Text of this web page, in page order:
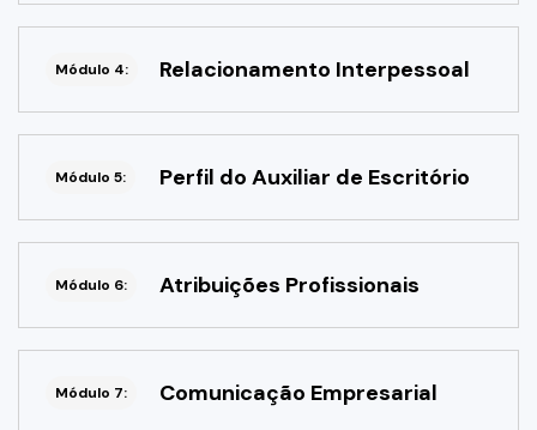
Módulo 4: Relacionamento Interpessoal
Módulo 5: Perfil do Auxiliar de Escritório
Módulo 6: Atribuições Profissionais
Módulo 7: Comunicação Empresarial